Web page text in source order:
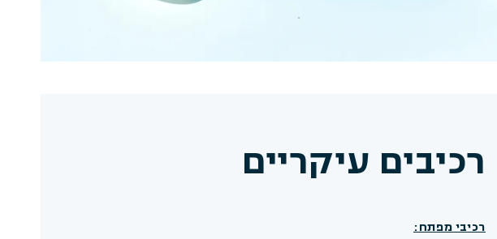
רכיבים עיקריים
רכיבי מפתח: